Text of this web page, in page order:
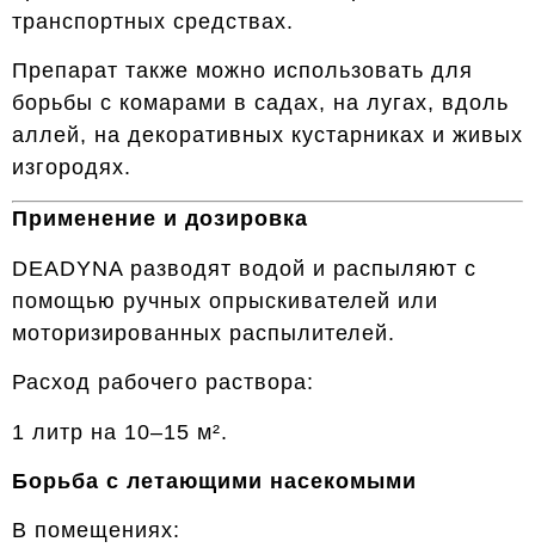
транспортных средствах.
Препарат также можно использовать для
борьбы с комарами в садах, на лугах, вдоль
аллей, на декоративных кустарниках и живых
изгородях.
Применение и дозировка
DEADYNA разводят водой и распыляют с
помощью ручных опрыскивателей или
моторизированных распылителей.
Расход рабочего раствора:
1 литр на 10–15 м².
Борьба с летающими насекомыми
В помещениях: